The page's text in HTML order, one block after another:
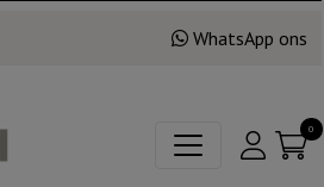
WhatsApp ons
0